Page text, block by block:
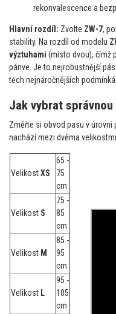
rekonvalescence a
Hlavní rozdíl: Zvolte ZW-7,
stability. Na rozdíl od modelu
výztuhami (místo dvou), čímž
pánve. Je to nejrobustnější
těch nejnáročnějších
Jak vybrat
Změřte si obvod pasu v úrovni
nachází mezi dvěma
VelikostXS
65 -
75
cm
Velikost S
75 -
85
cm
Velikost M
85 -
95
cm
Velikost L
95 -
105
cm